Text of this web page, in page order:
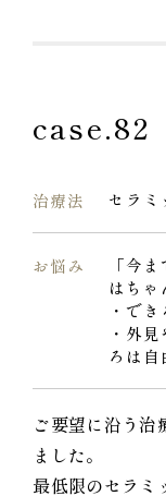
case.82
治療法 セラミ
お悩み
「今
はちゃ
・で
・外
ろは自
ご要望に沿う治
ました。
最低限のセラミ